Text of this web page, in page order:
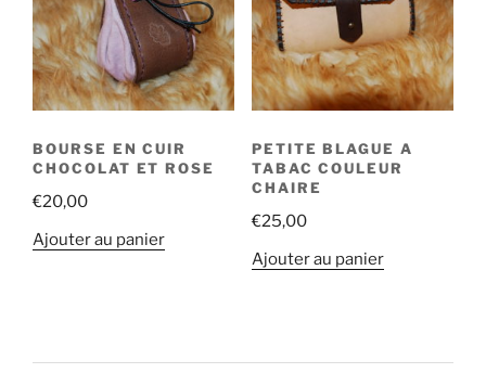
BOURSE EN CUIR
CHOCOLAT ET ROSE
€20,00
Ajouter au panier
PETITE BLAGUE A
TABAC COULEUR
CHAIRE
€25,00
Ajouter au panier